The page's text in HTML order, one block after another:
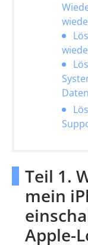
Teil 1.
mein
Apple-